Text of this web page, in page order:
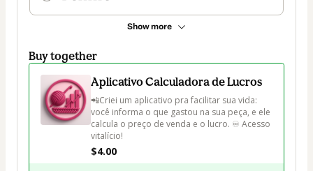
Show more
Buy together
Aplicativo Calculadora de Lucros
📲Criei um aplicativo pra facilitar sua vida:
você informa o que gastou na sua peça, e ele
calcula o preço de venda e o lucro. ♾️ Acesso
vitalício!
$4.00